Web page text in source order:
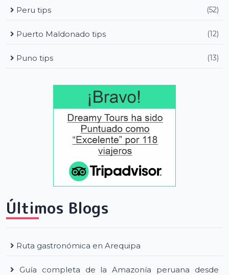
Peru tips (52)
Puerto Maldonado tips (12)
Puno tips (13)
Últimos Blogs
Ruta gastronómica en Arequipa
Guía completa de la Amazonía peruana desde